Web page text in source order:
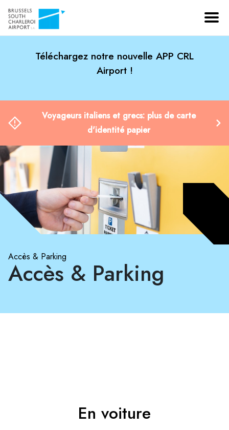
Téléchargez notre nouvelle APP CRL
Airport !
Nouvelle infrastructure de sûreté : parcours
passager modifié
Accès & Parking
Accès & Parking
En voiture